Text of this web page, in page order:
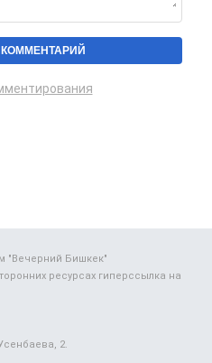
"Вечерний Бишкек"
ресурсах гиперссылка на
2.